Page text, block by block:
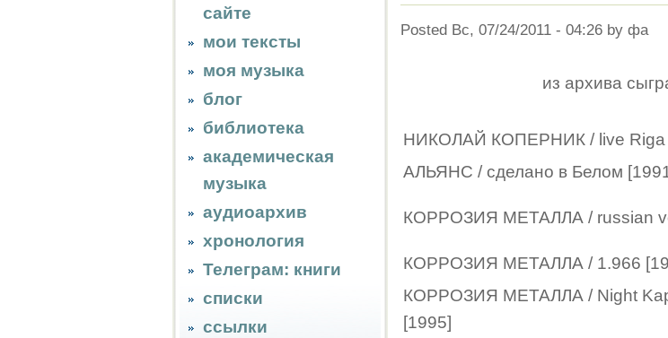
сайте
мои тексты
моя музыка
блог
библиотека
академическая
музыка
аудиоархив
хронология
Телеграм: книги
списки
ссылки
Posted Вс, 07/24/2011 - 04:26 by фа
из архива
НИКОЛАЙ КОПЕРНИК / live Riga
АЛЬЯНС / сделано в Белом
КОРРОЗИЯ МЕТАЛЛА / russian
КОРРОЗИЯ МЕТАЛЛА / 1.966
КОРРОЗИЯ МЕТАЛЛА / Night
[1995]